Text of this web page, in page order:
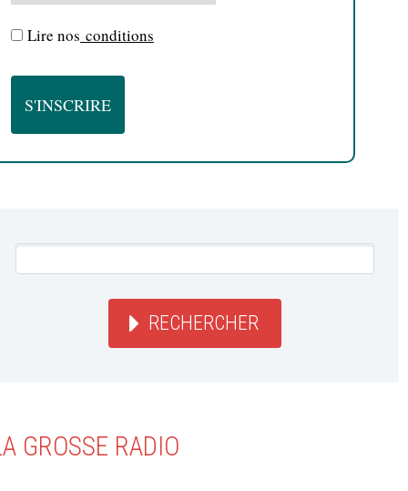
Lire nos conditions
RECHERCHER
GROSSE RADIO